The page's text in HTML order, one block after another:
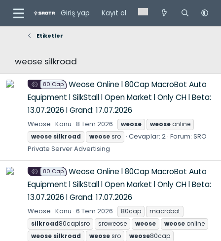
Giriş yap Kayıt ol
Etiketler
weose silkroad
80 Cap
Weose Online l 80Cap MacroBot Auto
Equipment l SilkStall l Open Market l Only CH l Beta:
13.07.2026 l Grand: 17.07.2026
Weose Konu 8 Tem 2026 weose weose online
weose silkroad weosesro Cevaplar: 2 Forum: SRO
Private Server Advertising
80 Cap
Weose Online l 80Cap MacroBot Auto
Equipment l SilkStall l Open Market l Only CH l Beta:
13.07.2026 l Grand: 17.07.2026
Weose Konu 6 Tem 2026 80cap
macrobot
silkroad80capisro sroweose weose weose online
weose silkroad weosesro weose80cap